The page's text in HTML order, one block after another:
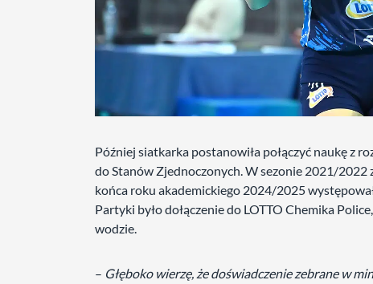
Później siatkarka postanowiła połączyć naukę z
do Stanów Zjednoczonych. W sezonie 2021/2022
końca roku akademickiego 2024/2025
Partyki było dołączenie do LOTTO Chemika
wodzie.
– Głęboko wierzę, że doświadczenie zebrane w